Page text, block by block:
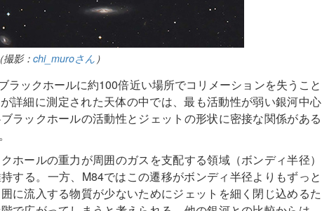
撮影：chi_muroさん ）
ラックホールに約100倍近い場所でコリメーションを失うこと
詳細に測定された天体の中では、最も活動性が弱い銀河中心
ラックホールの活動性とジェットの形状に密接な関係がある
ホールの重力が周囲のガスを支配する領域（ボンディ半径）
する。一方、M84ではこの遷移がボンディ半径よりもずっと
に流入する物質が少ないためにジェットを細く閉じ込めるた